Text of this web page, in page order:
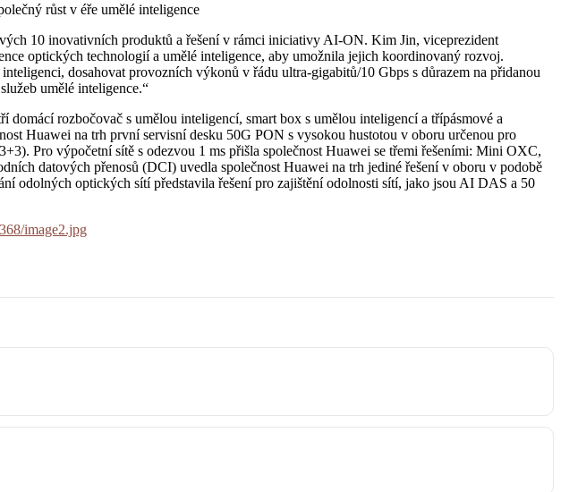
růst v éře umělé inteligence
10 inovativních produktů a řešení v rámci iniciativy AI-ON. Kim Jin, viceprezident
optických technologií a umělé inteligence, aby umožnila jejich koordinovaný rozvoj.
dosahovat provozních výkonů v řádu ultra-gigabitů/10 Gbps s důrazem na přidanou
umělé inteligence.“
rozbočovač s umělou inteligencí, smart box s umělou inteligencí a třípásmové a
Huawei na trh první servisní desku 50G PON s vysokou hustotou v oboru určenou pro
Pro výpočetní sítě s odezvou 1 ms přišla společnost Huawei se třemi řešeními: Mini OXC,
datových přenosů (DCI) uvedla společnost Huawei na trh jediné řešení v oboru v podobě
odolných optických sítí představila řešení pro zajištění odolnosti sítí, jako jsou AI DAS a 50
image2.jpg